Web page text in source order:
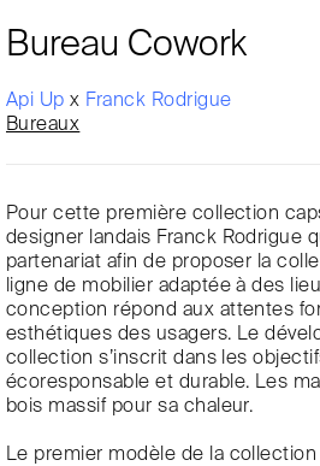
Bureau Cowork
Api Upx Franck Rodrigue
Bureaux
Pour cette première collection
designer landais Franck Rodrigue
partenariat afin de proposer la
ligne de mobilier adaptée à des
conception répond aux attentes
esthétiques des usagers. Le
collection s’inscrit dans les
écoresponsable et durable. Les
bois massif pour sa chaleur.
Le premier modèle de la